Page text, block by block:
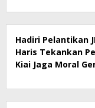
Mattaher
Hadiri Pelantikan
Haris Tekankan
Kiai Jaga Moral